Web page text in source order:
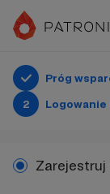
Próg
2
Zarejestruj